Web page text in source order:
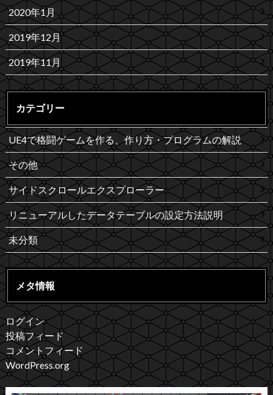
2020年1月
2019年12月
2019年11月
カテゴリー
UE4で格闘ゲームを作る、作り方・プログラムの解説
その他
サイドスクロールエクスプローラー
リニューアルしたデータテーブルの設定方法説明
未分類
メタ情報
ログイン
投稿フィード
コメントフィード
WordPress.org